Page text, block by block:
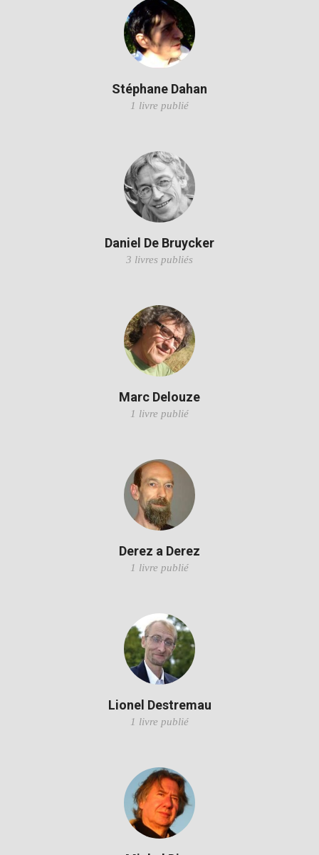
Stéphane Dahan
1 livre publié
Daniel De Bruycker
3 livres publiés
Marc Delouze
1 livre publié
Derez a Derez
1 livre publié
Lionel Destremau
1 livre publié